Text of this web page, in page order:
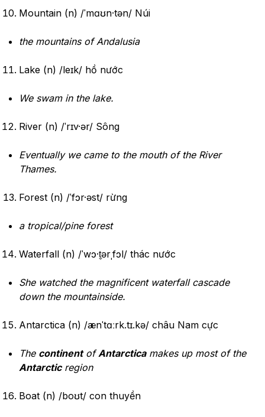
Mountain (n) /ˈmɑʊn·tən/ Núi
the mountains of Andalusia
Lake (n) /leɪk/ hồ nước
We swam in the lake.
River (n) /ˈrɪv·ər/ Sông
Eventually we came to the mouth of the River
Thames.
Forest (n) /ˈfɔr·əst/ rừng
a tropical/pine forest
Waterfall (n) /ˈwɔ·t̬ərˌfɔl/ thác nước
She watched the magnificent waterfall cascade
down the mountainside.
Antarctica (n) /ænˈtɑːrk.tɪ.kə/ châu Nam cực
The continentofAntarcticamakes up most of the
Antarcticregion
Boat (n) /boʊt/ con thuyền